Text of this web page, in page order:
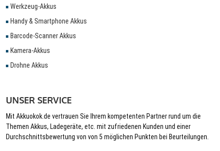
Werkzeug-Akkus
Handy & Smartphone Akkus
Barcode-Scanner Akkus
Kamera-Akkus
Drohne Akkus
UNSER SERVICE
Mit Akkuokok.de vertrauen Sie Ihrem kompetenten Partner rund um die
Themen Akkus, Ladegeräte, etc. mit zufriedenen Kunden und einer
Durchschnittsbewertung von von 5 möglichen Punkten bei Beurteilungen.